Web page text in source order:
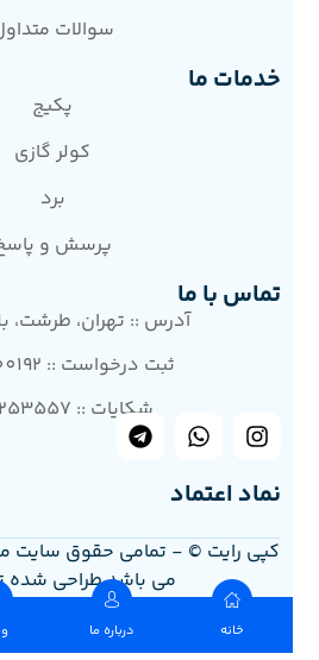
سوالات
خدمات ما
پکیج
کولر گازی
برد
پرسش و
تماس با ما
آدرس :: تهران، طرشت،
ثبت درخواست :: 09125800192
شکایات :: 09122253557
نماد اعتماد
کپی رایت © - تمامی حقوق سایت
می باشد.طراحی شده
خانه درباره ما